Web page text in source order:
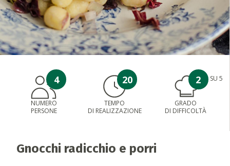
4
NUMERO
PERSONE
20
TEMPO
DI REALIZZAZIONE
2 SU 5
GRADO
DI DIFFICOLTÀ
Gnocchi radicchio e porri